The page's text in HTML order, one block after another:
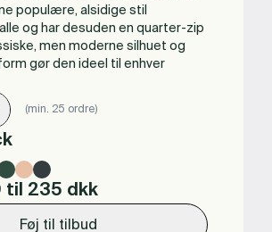
populære, alsidige stil
og har desuden en quarter-zip
men moderne silhuet og
gør den ideel til enhver
(min. 25 ordre)
til 235 dkk
Føj til tilbud